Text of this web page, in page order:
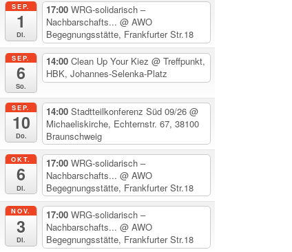
SEP.
1
Di.
17:00 WRG-solidarisch –
Nachbarschafts... @ AWO
Begegnungsstätte, Frankfurter Str.18
SEP.
6
So.
14:00 Clean Up Your Kiez @ Treffpunkt,
HBK, Johannes-Selenka-Platz
SEP.
10
Do.
14:00 Stadtteilkonferenz Süd 09/26 @
Michaeliskirche, Echternstr. 67, 38100
Braunschweig
OKT.
6
Di.
17:00 WRG-solidarisch –
Nachbarschafts... @ AWO
Begegnungsstätte, Frankfurter Str.18
NOV.
3
Di.
17:00 WRG-solidarisch –
Nachbarschafts... @ AWO
Begegnungsstätte, Frankfurter Str.18